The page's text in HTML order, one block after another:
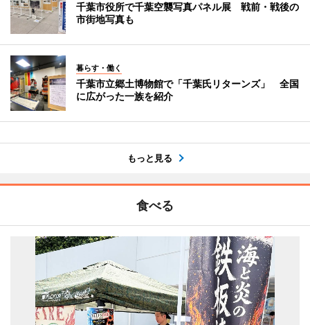
千葉市役所で千葉空襲写真パネル展 戦前・戦後の
市街地写真も
暮らす・働く
千葉市立郷土博物館で「千葉氏リターンズ」 全国
に広がった一族を紹介
もっと見る
食べる